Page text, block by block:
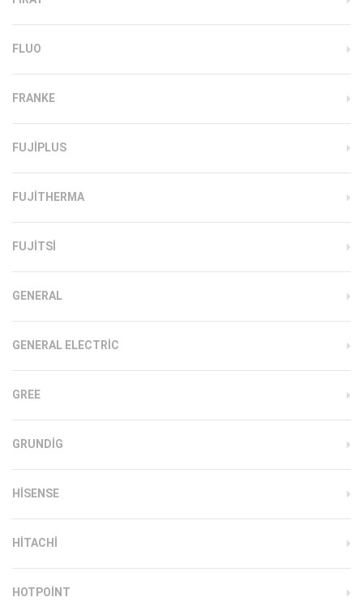
FLUO
FRANKE
FUJIPLUS
FUJITHERMA
FUJITSI
GENERAL
GENERAL ELECTRIC
GREE
GRUNDIG
HISENSE
HITACHI
HOTPOINT